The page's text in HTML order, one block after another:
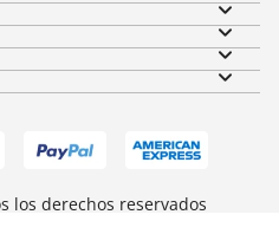
los derechos reservados